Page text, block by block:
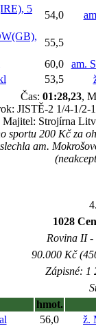
5
54,0
55,5
60,0
am.
53,5
Čas: 01:28,23,
JISTĚ-2 1/4-1/2-
Majitel: Strojírna
sportu 200 Kč za
am.
1028
Rovina II -
90.000 Kč
Zápisné: 1
hmot.
56,0
ž.